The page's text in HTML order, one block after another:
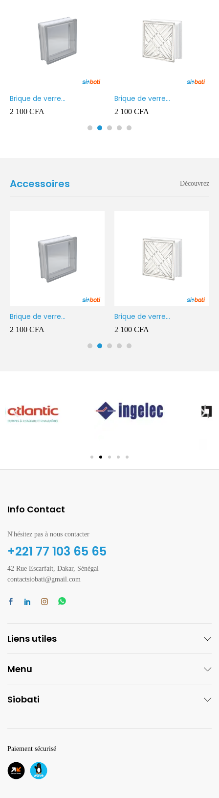
Brique de verre
190X190X80MM Transparent
2 100 CFA
Brique de verre
190X190X80MM CROSS
2 100 CFA
Accessoires Découvrez
Brique de verre
190X190X80MM Transparent
2 100 CFA
Brique de verre
190X190X80MM CROSS
2 100 CFA
Info Contact
N'hésitez pas à nous contacter
+221 77 103 65 65
42 Rue Escarfait, Dakar, Sénégal
contactsiobati@gmail.com
Liens utiles
Menu
Siobati
Paiement sécurisé